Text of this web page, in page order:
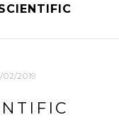
02/2019